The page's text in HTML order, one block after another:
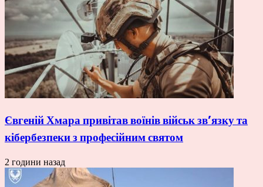
Євгеній Хмара привітав воїнів військ зв’язку та
кібербезпеки з професійним святом
2 години назад